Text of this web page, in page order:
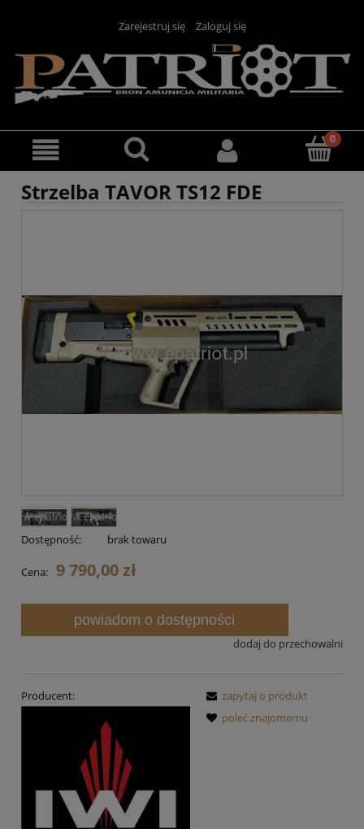
Zarejestruj się Zaloguj się
Strzelba TAVOR TS12 FDE
Dostępność: brak towaru
Cena: 9 790,00 zł
powiadom o dostępności
dodaj do przechowalni
Producent:
zapytaj o produkt
poleć znajomemu